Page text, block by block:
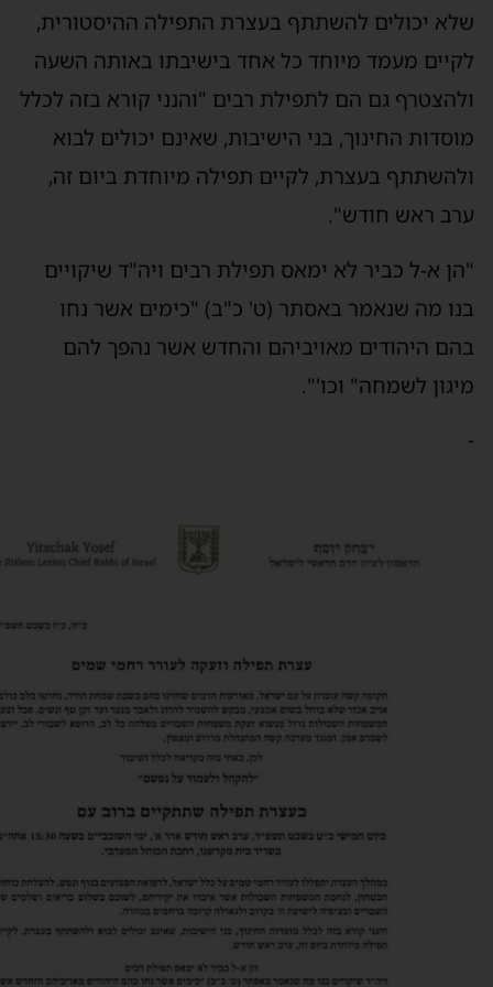
יכולים להשתתף בעצרת התפילה ההיסטורית,
מעמד מיוחד כל אחד בישיבתו באותה השעה
גם הם לתפילת רבים "והנני קורא בזה לכלל
החינוך, בני הישיבות, שאינם יכולים לבוא
בעצרת, לקיים תפילה מיוחדת ביום זה,
ראש חודש".
א-ל כביר לא ימאס תפילת רבים ויה"ד שיקויים
מה שנאמר באסתר (ט' כ"ב) "כימים אשר נחו
היהודים מאויביהם והחדש אשר נהפך להם
לשמחה" וכו'".